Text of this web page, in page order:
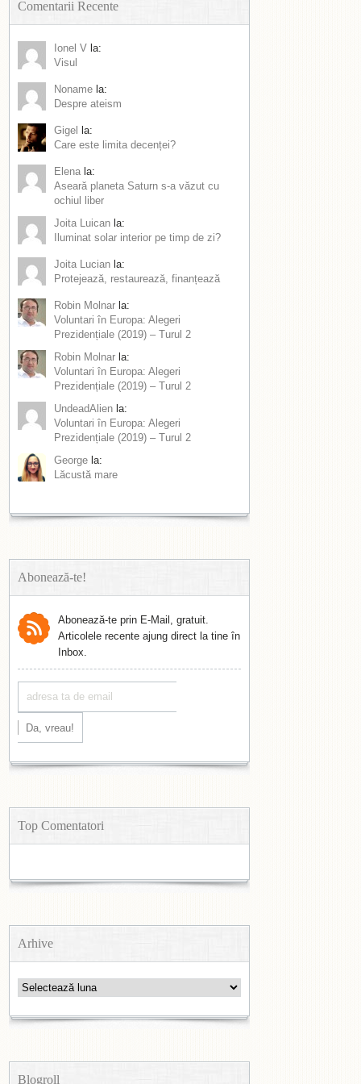
Comentarii Recente
Ionel V la:
Visul
Noname la:
Despre ateism
Gigel
la:
Care este limita decenței?
Elena la:
Aseară planeta Saturn s-a văzut cu
ochiul liber
Joita Luican la:
Iluminat solar interior pe timp de zi?
Joita Lucian la:
Protejează, restaurează, finanțează
Robin Molnar la:
Voluntari în Europa: Alegeri
Prezidențiale (2019) – Turul 2
Robin Molnar la:
Voluntari în Europa: Alegeri
Prezidențiale (2019) – Turul 2
UndeadAlien la:
Voluntari în Europa: Alegeri
Prezidențiale (2019) – Turul 2
George la:
Lăcustă mare
Abonează-te!
Abonează-te prin E-Mail, gratuit.
Articolele recente ajung direct la tine în
Inbox.
Top Comentatori
Arhive
Arhive
Blogroll